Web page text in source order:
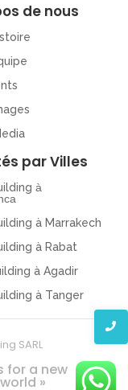
de nous
par Villes
à
à Marrakech
à Rabat
à Agadir
à Tanger
SARL
for a new
»